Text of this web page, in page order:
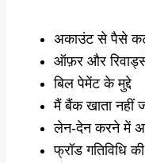
अकाउंट से पैसे कट
ऑफ़र और
बिल पेमेंट के मुद्दे
मैं बैंक खाता नहीं
लेन-देन करने में
फ्रॉड गतिविधि की